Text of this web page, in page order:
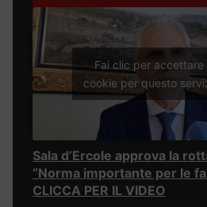
Fai clic per accettare
cookie per questo
Sala d’Ercole approva la
“Norma importante per le
CLICCA PER IL VIDEO